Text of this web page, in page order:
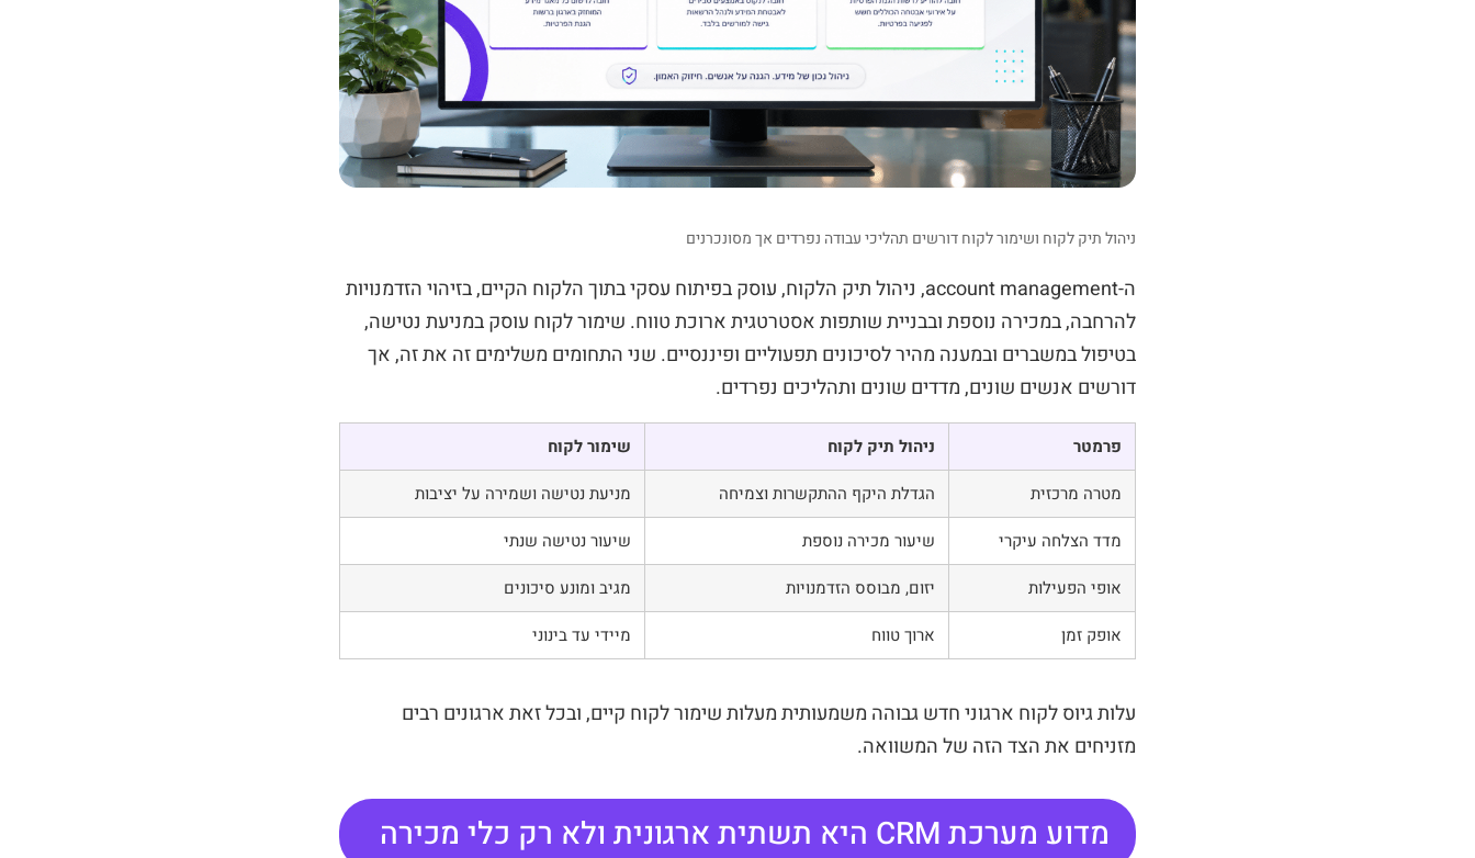
ניהול תיק לקוח ושימור לקוח דורשים תהליכי עבודה נפרדים אך מסונכרנים
ה-account management, ניהול תיק הלקוח, עוסק בפיתוח עסקי בתוך הלקוח הקיים, בזיהוי הזדמנויות
להרחבה, במכירה נוספת ובבניית שותפות אסטרטגית ארוכת טווח. שימור לקוח עוסק במניעת נטישה,
בטיפול במשברים ובמענה מהיר לסיכונים תפעוליים ופיננסיים. שני התחומים משלימים זה את זה, אך
דורשים אנשים שונים, מדדים שונים ותהליכים נפרדים.
פרמטר ניהול תיק לקוח
שימור לקוח
מטרה מרכזית
הגדלת היקף ההתקשרות וצמיחה
מניעת נטישה ושמירה על יציבות
מדד הצלחה עיקרי
שיעור מכירה נוספת
שיעור נטישה שנתי
אופי הפעילות
יזום, מבוסס הזדמנויות
מגיב ומונע סיכונים
אופק זמן
ארוך טווח מיידי עד בינוני
עלות גיוס לקוח ארגוני חדש גבוהה משמעותית מעלות שימור לקוח קיים, ובכל זאת ארגונים רבים
מזניחים את הצד הזה של המשוואה.
מדוע מערכת CRM היא תשתית ארגונית ולא רק כלי מכירה